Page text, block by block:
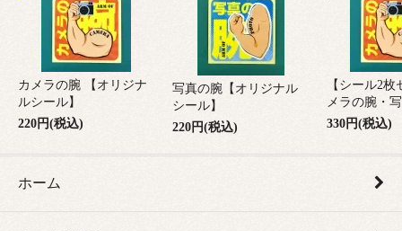
カメラの腕 【オリジナ
ルシール】
220円(税込)
写真の腕【オリジナル
シール】
220円(税込)
【シール2
メラの腕・
330円(税込)
ホーム